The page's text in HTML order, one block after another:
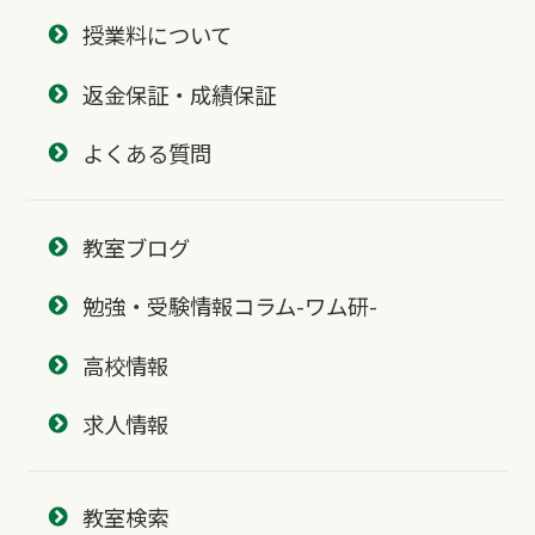
授業料について
返金保証・成績保証
よくある質問
教室ブログ
勉強・受験情報コラム-ワム研-
高校情報
求人情報
教室検索